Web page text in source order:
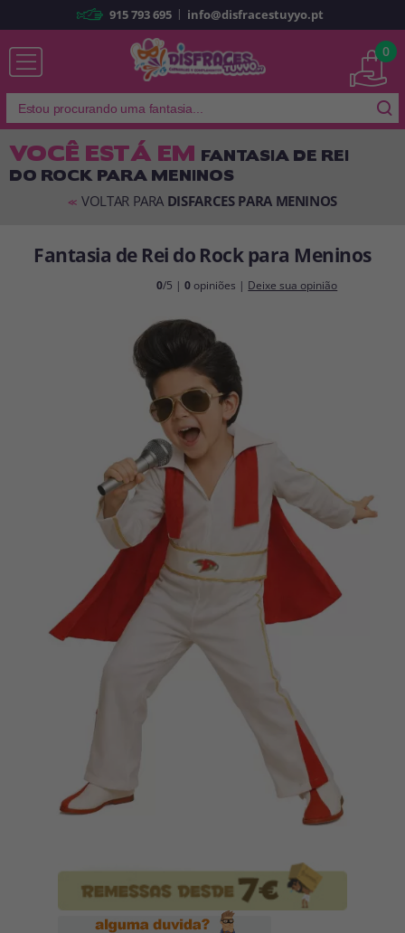
Já sou cliente
Lembrar-me Esqueceu sua senha?
É a minha primeira vez
Ao criar uma conta em disfracestuyyo.pt
compras rapidamente em nossa loja virtual, verificar o status de seus
pedidos e consultar suas operações anteriores.
Vá em frente! Estávamos esperando por você.
CRIAR CONTA
915 793 695 | info@disfracestuyyo.pt
0
VOCÊ ESTÁ EM FANTASIA DE REI
DO ROCK PARA MENINOS
<< VOLTAR PARA DISFARCES PARA MENINOS
Fantasia de Rei do Rock para Meninos
0/5 |0 opiniões | Deixe sua opinião